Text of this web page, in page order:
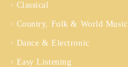
Classical
Country, Folk & World Music
Dance & Electronic
Easy Listening